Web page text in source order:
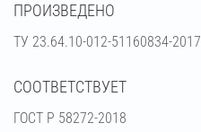
ПРОИЗВЕДЕНО
ТУ 23.64.10-012-51160834-2017
СООТВЕТСТВУЕТ
ГОСТ Р 58272-2018